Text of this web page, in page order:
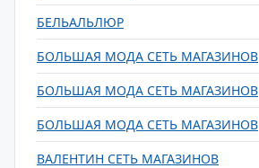
БЕЛЬАЛЬЛЮР
БОЛЬШАЯ МОДА СЕТЬ МАГАЗИНОВ
БОЛЬШАЯ МОДА СЕТЬ МАГАЗИНОВ
БОЛЬШАЯ МОДА СЕТЬ МАГАЗИНОВ
ВАЛЕНТИН СЕТЬ МАГАЗИНОВ